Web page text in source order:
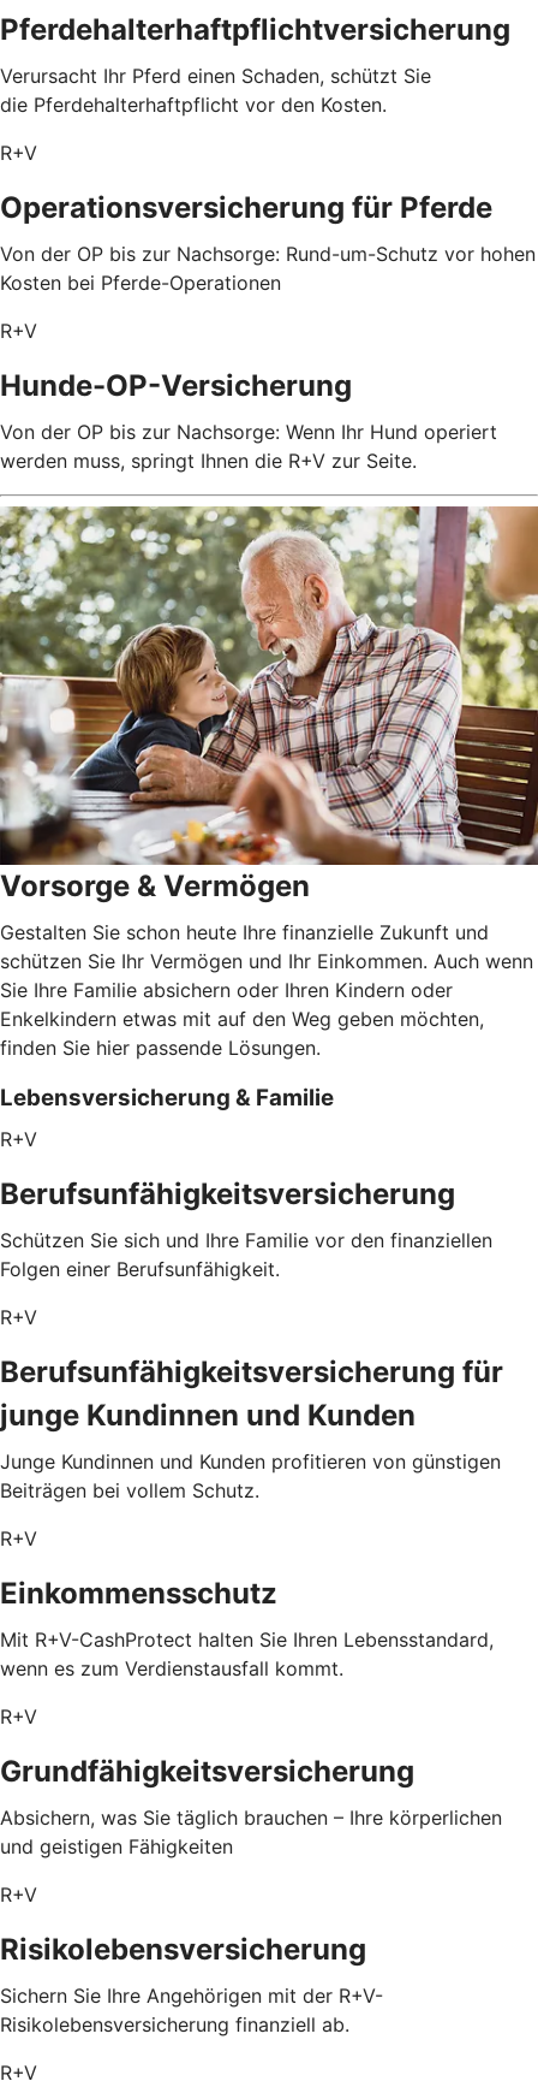
Pferdehalterhaftpflichtversicherung
Verursacht Ihr Pferd einen Schaden, schützt Sie
die Pferdehalterhaftpflicht vor den Kosten.
R+V
Operationsversicherung für Pferde
Von der OP bis zur Nachsorge: Rund-um-Schutz vor hohen
Kosten bei Pferde-Operationen
R+V
Hunde-OP-Versicherung
Von der OP bis zur Nachsorge: Wenn Ihr Hund operiert
werden muss, springt Ihnen die R+V zur Seite.
Vorsorge & Vermögen
Gestalten Sie schon heute Ihre finanzielle Zukunft und
schützen Sie Ihr Vermögen und Ihr Einkommen. Auch wenn
Sie Ihre Familie absichern oder Ihren Kindern oder
Enkelkindern etwas mit auf den Weg geben möchten,
finden Sie hier passende Lösungen.
Lebensversicherung & Familie
R+V
Berufsunfähigkeitsversicherung
Schützen Sie sich und Ihre Familie vor den finanziellen
Folgen einer Berufsunfähigkeit.
R+V
Berufsunfähigkeitsversicherung für
junge Kundinnen und Kunden
Junge Kundinnen und Kunden profitieren von günstigen
Beiträgen bei vollem Schutz.
R+V
Einkommensschutz
Mit R+V-CashProtect halten Sie Ihren Lebensstandard,
wenn es zum Verdienstausfall kommt.
R+V
Grundfähigkeitsversicherung
Absichern, was Sie täglich brauchen – Ihre körperlichen
und geistigen Fähigkeiten
R+V
Risikolebensversicherung
Sichern Sie Ihre Angehörigen mit der R+V-
Risikolebensversicherung finanziell ab.
R+V